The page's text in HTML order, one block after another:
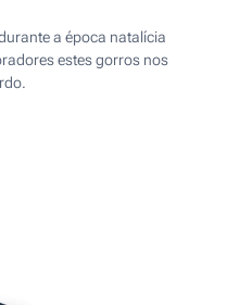
a época natalícia
estes gorros nos